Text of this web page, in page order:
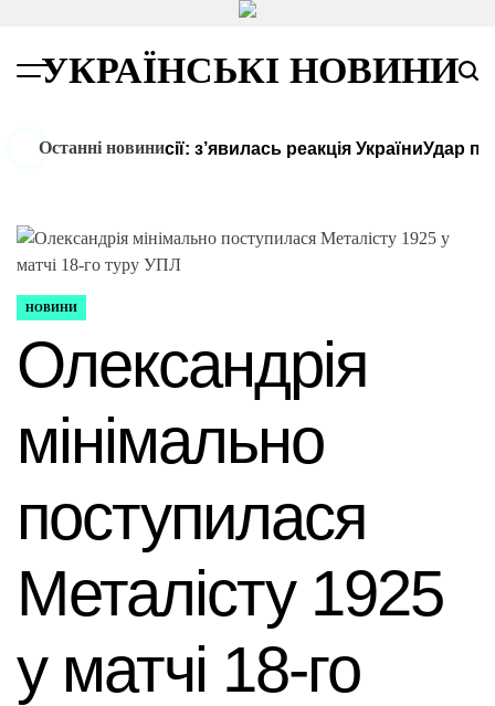
вмісту
MenuУКРАЇНСЬКІ НОВИНИ
Останні новини
КНДР в Росії: з’явилась реакція УкраїниУдар по
ОПУБЛІКУВАТИ
НОВИНИ
Олександрія
мінімально
поступилася
Металісту 1925
у матчі 18-го